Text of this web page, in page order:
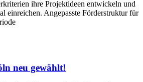
ihre Projektideen entwickeln und
einreichen. Angepasste Förderstruktur für
neu gewählt!